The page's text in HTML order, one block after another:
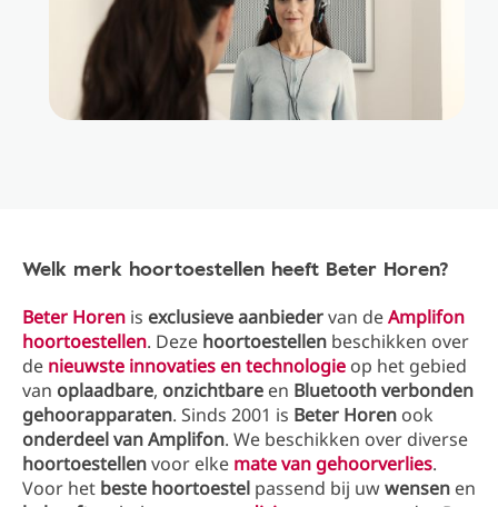
Welk merk hoortoestellen heeft Beter Horen?
Beter Horen is exclusieve aanbiedervan deAmplifon
hoortoestellen. Deze hoortoestellen beschikken over
de nieuwste innovatiesentechnologie op het gebied
van oplaadbare, onzichtbare en Bluetooth verbonden
gehoorapparaten. Sinds 2001 is Beter Horen ook
onderdeel van Amplifon. We beschikken over diverse
hoortoestellenvoor elke mate van gehoorverlies.
Voor het beste hoortoestel passend bij uwwensen en